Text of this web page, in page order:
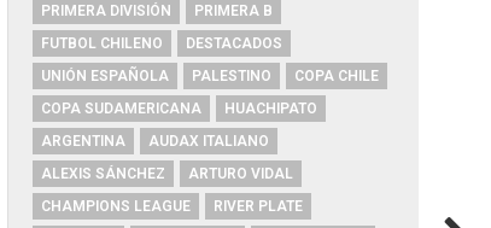
PRIMERA DIVISIÓN
PRIMERA B
FUTBOL CHILENO
DESTACADOS
UNIÓN ESPAÑOLA
PALESTINO
COPA CHILE
COPA SUDAMERICANA
HUACHIPATO
ARGENTINA
AUDAX ITALIANO
ALEXIS SÁNCHEZ
ARTURO VIDAL
CHAMPIONS LEAGUE
RIVER PLATE